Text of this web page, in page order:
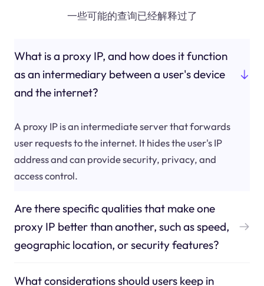
一些可能的查询已经解释过了
What is a proxy IP, and how does it function
as an intermediary between a user's device
and the internet?
A proxy IP is an intermediate server that forwards
user requests to the internet. It hides the user's IP
address and can provide security, privacy, and
access control.
Are there specific qualities that make one
proxy IP better than another, such as speed,
geographic location, or security features?
What considerations should users keep in